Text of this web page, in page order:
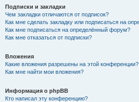
Подписки и закладки
Чем закладки отличаются от подписок?
Как мне сделать закладку или подписаться на
Как мне подписаться на определённый форум?
Как мне отказаться от подписки?
Вложения
Какие вложения разрешены на этой конференции?
Как мне найти мои вложения?
Информация о phpBB
Кто написал эту конференцию?